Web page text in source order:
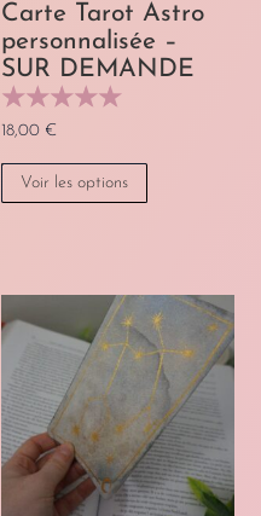
Carte Tarot Astro
personnalisée –
SUR DEMANDE
☆☆☆☆☆
18,00 €
Voir les options